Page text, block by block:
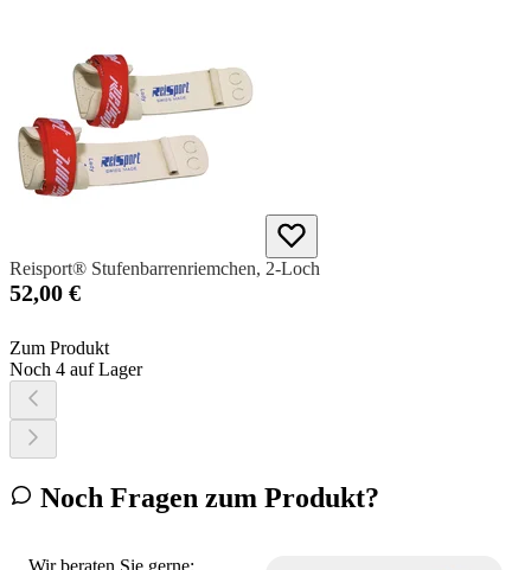
Reisport® Stufenbarrenriemchen, 2-Loch
52,00 €
Zum Produkt
Noch 4 auf Lager
Noch Fragen zum Produkt?